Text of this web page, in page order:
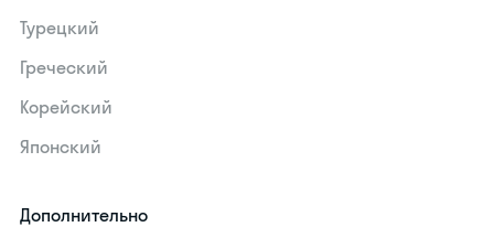
Турецкий
Греческий
Корейский
Японский
Дополнительно